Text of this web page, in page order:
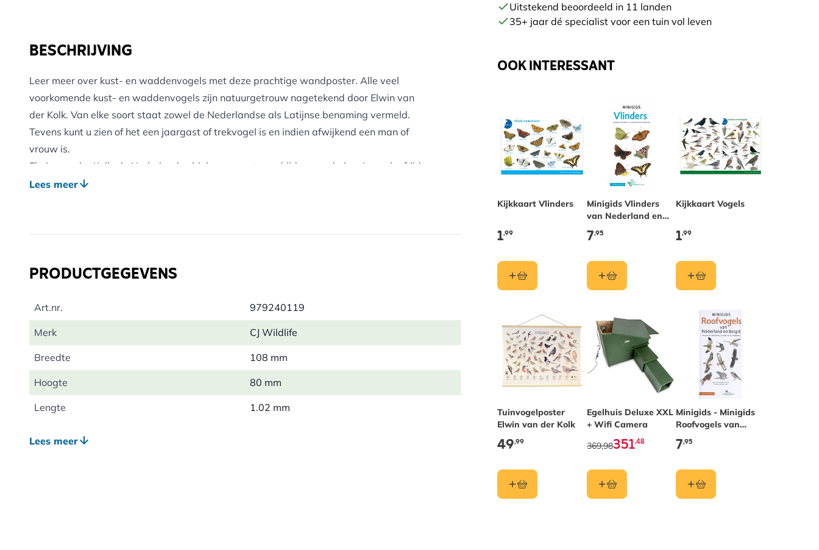
Uitstekend beoordeeld in 11 landen
35+ jaar dé specialist voor een tuin vol leven
OOK INTERESSANT
Kijkkaart Vlinders
1,99
Minigids Vlinders
van Nederland en
België
7,95
Kijkkaart Vogels
1,99
Tuinvogelposter
Elwin van der Kolk
49,99
Egelhuis Deluxe XXL
+ Wifi Camera
The price depends on the options chosen on the
369,98351,48
Minigids - Minigids
Roofvogels van
Nederland en België
7,95
BESCHRIJVING
Leer meer over kust- en waddenvogels met deze prachtige wandposter. Alle veel
voorkomende kust- en waddenvogels zijn natuurgetrouw nagetekend door Elwin van
der Kolk. Van elke soort staat zowel de Nederlandse als Latijnse benaming vermeld.
Tevens kunt u zien of het een jaargast of trekvogel is en indien afwijkend een man of
vrouw is.
Elwin van der Kolk, de Nederlandse bioloog en natuurschilder, werd al op jonge leeftijd
gefascineerd door de natuur om hem heen. Een groot deel van zijn jeugd bracht hij door
en te beschermen.
bovenkant heeft het een stevig ophangkoord. Een poster die zeker door zijn
schoolklas.
Lees meer
PRODUCTGEGEVENS
Art.nr. 979240119
Merk CJ Wildlife
Breedte 108 mm
Hoogte 80 mm
Lengte 1.02 mm
Lees meer